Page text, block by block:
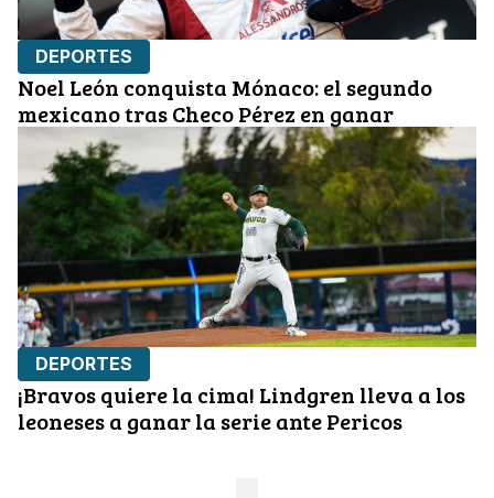
DEPORTES
Noel León conquista Mónaco: el segundo
mexicano tras Checo Pérez en ganar
DEPORTES
¡Bravos quiere la cima! Lindgren lleva a los
leoneses a ganar la serie ante Pericos